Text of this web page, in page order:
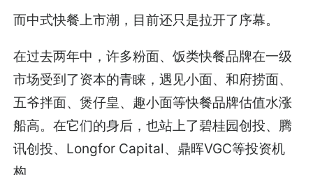
而中式快餐上市潮，目前还只是拉开了序幕。
在过去两年中，许多粉面、饭类快餐品牌在一级
市场受到了资本的青睐，遇见小面、和府捞面、
五爷拌面、煲仔皇、趣小面等快餐品牌估值水涨
船高。在它们的身后，也站上了碧桂园创投、腾
讯创投、Longfor Capital、鼎晖VGC等投资机
构。